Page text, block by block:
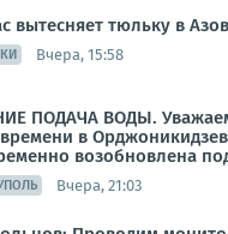
вытесняет тюльку в
Вчера, 15:58
ПОДАЧА ВОДЫ.
в
возобновлена
Вчера, 21:03